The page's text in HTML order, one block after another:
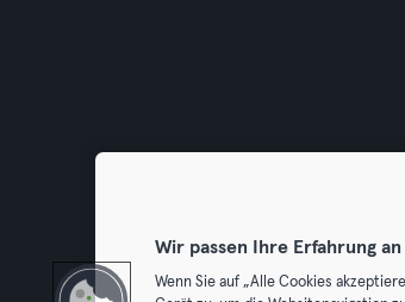
Wir passen Ihre Erfahrung an
Wenn Sie auf „Alle Cookies